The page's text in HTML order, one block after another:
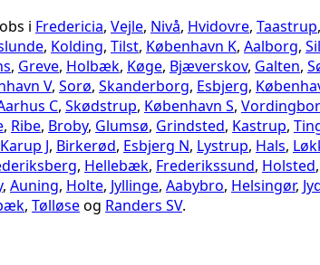
i Fredericia, Vejle, Nivå, Hvidovre, Taastrup,
, Kolding, Tilst, København K, Aalborg,
, Greve, Holbæk, Køge, Bjæverskov, Galten,
V, Sorø, Skanderborg, Esbjerg,
C, Skødstrup, København S,
, Ribe, Broby, Glumsø, Grindsted, Kastrup,
Karup J, Birkerød, Esbjerg N, Lystrup, Hals,
, Hellebæk, Frederikssund, Holsted,
, Auning, Holte, Jyllinge, Aabybro, Helsingør,
, Tølløseog Randers SV.